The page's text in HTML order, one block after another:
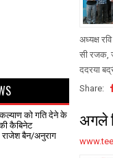
अध्यक्ष
सी रजक,
ददरया
Share:
अगले
को गति देने के
कैबिनेट
राजेश बैन/अनुराग